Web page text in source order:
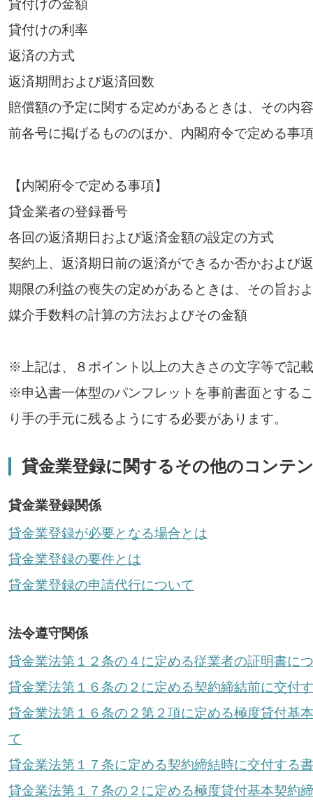
貸付けの金額
貸付けの利率
返済の方式
返済期間および返済回数
賠償額の予定に関する定めがあるときは、その内容
前各号に掲げるもののほか、内閣府令で定める事
【内閣府令で定める事項】
貸金業者の登録番号
各回の返済期日および返済金額の設定の方式
契約上、返済期日前の返済ができるか否かおよび
期限の利益の喪失の定めがあるときは、その旨お
媒介手数料の計算の方法およびその金額
※上記は、８ポイント以上の大きさの文字等で記
※申込書一体型のパンフレットを事前書面とする
り手の手元に残るようにする必要があります。
貸金業登録に関するその他のコンテ
貸金業登録関係
貸金業登録が必要となる場合とは
貸金業登録の要件とは
貸金業登録の申請代行について
法令遵守関係
貸金業法第１２条の４に定める従業者の証明書に
貸金業法第１６条の２に定める契約締結前に交付
貸金業法第１６条の２第２項に定める極度貸付基
て
貸金業法第１７条に定める契約締結時に交付する
貸金業法第１７条の２に定める極度貸付基本契約